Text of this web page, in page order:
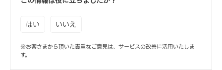
はい いいえ
※お客さまから頂いた貴重なご意見は、サービスの改善に活用いたしま
す。